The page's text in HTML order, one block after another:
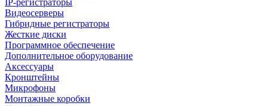
IP-регистраторы
Видеосерверы
Гибридные регистраторы
Жесткие диски
Программное обеспечение
Дополнительное оборудование
Аксессуары
Кронштейны
Микрофоны
Монтажные коробки